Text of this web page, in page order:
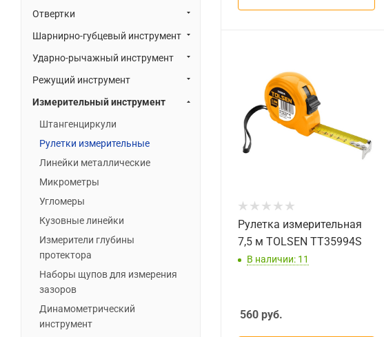
Рулетка измерительная
7,5 м TOLSEN TT35994S
В наличии: 11
560 руб.
Отвертки
Шарнирно-губцевый инструмент
Ударно-рычажный инструмент
Режущий инструмент
Измерительный инструмент
Штангенциркули
Рулетки измерительные
Линейки металлические
Микрометры
Угломеры
Кузовные линейки
Измерители глубины
протектора
Наборы щупов для измерения
зазоров
Динамометрический
инструмент